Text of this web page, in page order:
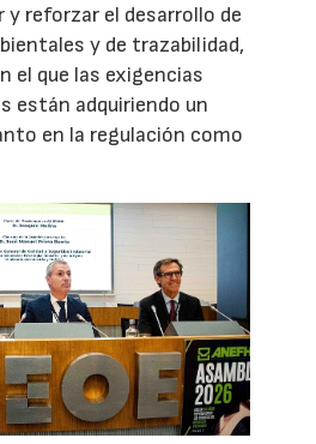
y reforzar el desarrollo de
y de trazabilidad,
el que las exigencias
están adquiriendo un
en la regulación como